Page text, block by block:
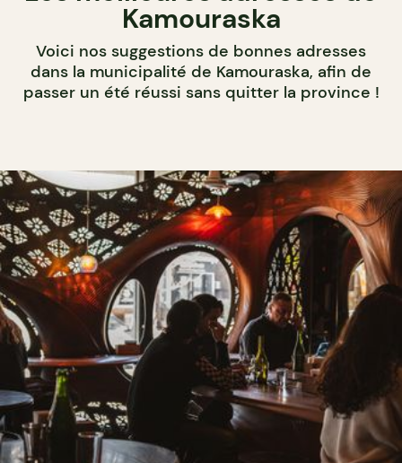
Kamouraska
Voici nos suggestions de bonnes adresses
dans la municipalité de Kamouraska, afin de
passer un été réussi sans quitter la province !